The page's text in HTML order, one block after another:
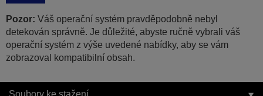
Pozor: Váš operační systém pravděpodobně nebyl
detekován správně. Je důležité, abyste ručně vybrali váš
operační systém z výše uvedené nabídky, aby se vám
zobrazoval kompatibilní obsah.